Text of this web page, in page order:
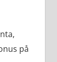
på